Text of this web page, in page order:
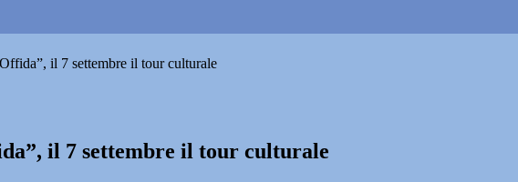
il 7 settembre il tour culturale
il 7 settembre il tour culturale